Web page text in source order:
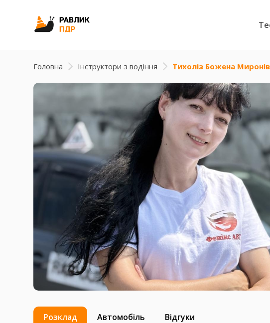
Головна Інструктори з водіння Тихоліз Божена
Розклад Автомобіль Відгуки